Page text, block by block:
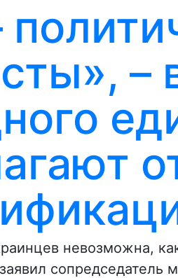
–
невозможна,
сопредседатель